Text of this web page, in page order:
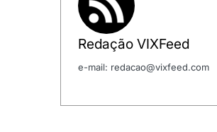
Redação VIXFeed
e-mail: redacao@vixfeed.com